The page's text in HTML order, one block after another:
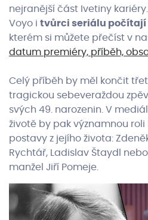
nejranější část Ivetiny
Voyo i tvůrci seriálu počítají
kterém si můžete přečíst v
datum premiéry, příběh,
Celý příběh by měl končit
tragickou sebeveraždou
svých 49. narozenin. V
životě by pak významnou
postavy z jejího života:
Rychtář, Ladislav Štaydl
manžel Jiří Pomeje.